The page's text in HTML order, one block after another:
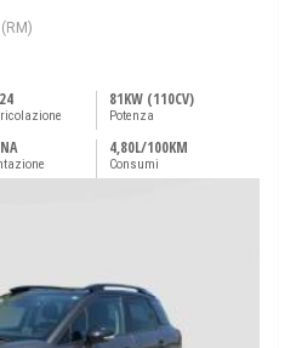
81KW (110CV)
Potenza
4,80L/100KM
Consumi